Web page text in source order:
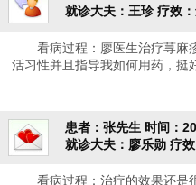
就诊大夫：王珍 疗效
看病过程：廖医生治疗荨麻
活习性并且指导我如何用药，挺
患者：张先生 时间：
就诊大夫：廖乐勋 疗
看病过程：治疗的效果还是